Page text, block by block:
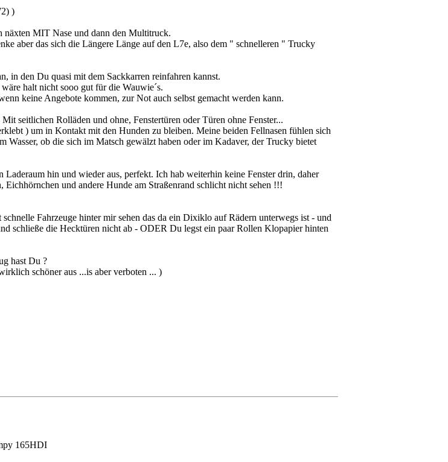
)
näxten MIT Nase und dann den Multitruck.
aber das sich die Längere Länge auf den L7e, also dem " schnelleren " Trucky
in den Du quasi mit dem Sackkarren reinfahren kannst.
halt nicht sooo gut für die Wauwie´s.
keine Angebote kommen, zur Not auch selbst gemacht werden kann.
seitlichen Rolläden und ohne, Fenstertüren oder Türen ohne Fenster...
) um in Kontakt mit den Hunden zu bleiben. Meine beiden Fellnasen fühlen sich
Wasser, ob die sich im Matsch gewälzt haben oder im Kadaver, der Trucky bietet
hin und wieder aus, perfekt. Ich hab weiterhin keine Fenster drin, daher
und andere Hunde am Straßenrand schlicht nicht sehen !!!
Fahrzeuge hinter mir sehen das da ein Dixiklo auf Rädern unterwegs ist - und
schließe die Hecktüren nicht ab - ODER Du legst ein paar Rollen Klopapier hinten
hast Du ?
schöner aus ...is aber verboten ... )
165HDI